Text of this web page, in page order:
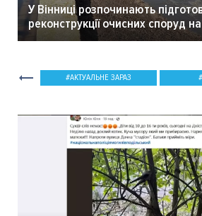
У Вінниці розпочинають
реконструкції очисних споруд
мер Вінниці.
АКТУАЛЬНЕ ЗАРАЗ